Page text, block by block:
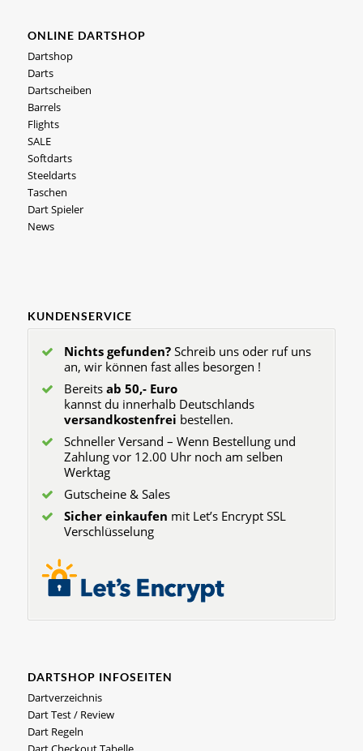
ONLINE DARTSHOP
Dartshop
Darts
Dartscheiben
Barrels
Flights
SALE
Softdarts
Steeldarts
Taschen
Dart Spieler
News
KUNDENSERVICE
Nichts gefunden?Schreib uns oder ruf uns
an, wir können fast alles besorgen !
Bereits ab 50,- Euro
kannst du innerhalb Deutschlands
versandkostenfrei bestellen.
Schneller Versand – Wenn Bestellung und
Zahlung vor 12.00 Uhr noch am selben
Werktag
Gutscheine & Sales
Sicher einkaufen mit Let’s Encrypt SSL
Verschlüsselung
DARTSHOP INFOSEITEN
Dartverzeichnis
Dart Test / Review
Dart Regeln